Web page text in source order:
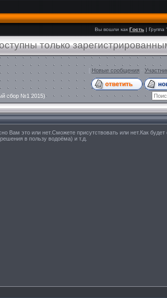
Вы вошли как Гость|Группа"
только
[ Новые сообщения
сбор №1 2015)
Вам это или нет.Сможете присутствовать или нет.Как
в пользу водоёма) и т.д.